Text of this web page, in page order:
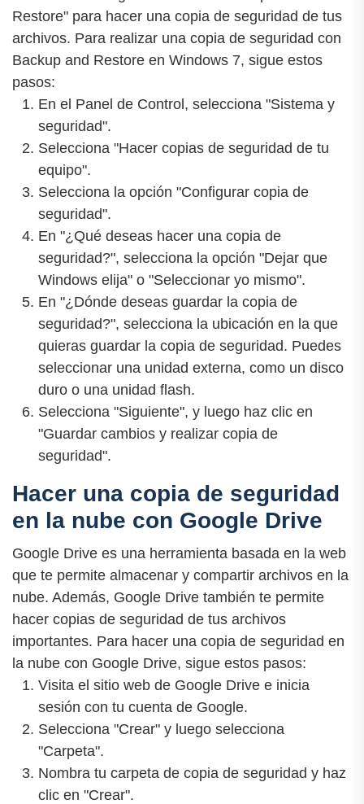
Restore" para hacer una copia de seguridad de tus
archivos. Para realizar una copia de seguridad con
Backup and Restore en Windows 7, sigue estos
pasos:
En el Panel de Control, selecciona "Sistema y
seguridad".
Selecciona "Hacer copias de seguridad de tu
equipo".
Selecciona la opción "Configurar copia de
seguridad".
En "¿Qué deseas hacer una copia de
seguridad?", selecciona la opción "Dejar que
Windows elija" o "Seleccionar yo mismo".
En "¿Dónde deseas guardar la copia de
seguridad?", selecciona la ubicación en la que
quieras guardar la copia de seguridad. Puedes
seleccionar una unidad externa, como un disco
duro o una unidad flash.
Selecciona "Siguiente", y luego haz clic en
"Guardar cambios y realizar copia de
seguridad".
Hacer una copia de seguridad
en la nube con Google Drive
Google Drive es una herramienta basada en la web
que te permite almacenar y compartir archivos en la
nube. Además, Google Drive también te permite
hacer copias de seguridad de tus archivos
importantes. Para hacer una copia de seguridad en
la nube con Google Drive, sigue estos pasos:
Visita el sitio web de Google Drive e inicia
sesión con tu cuenta de Google.
Selecciona "Crear" y luego selecciona
"Carpeta".
Nombra tu carpeta de copia de seguridad y haz
clic en "Crear".